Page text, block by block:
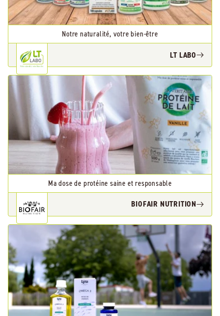
Notre naturalité, votre bien-être
LT LABO
Ma dose de protéine saine et responsable
BIOFAIR NUTRITION